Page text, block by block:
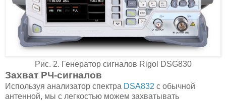
Рис. 2. Генератор сигналов Rigol DSG830
Захват РЧ-сигналов
Используя анализатор спектра DSA832 с обычной
антенной, мы с легкостью можем захватывать